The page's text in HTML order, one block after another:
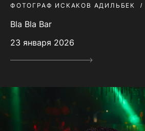
ФОТОГРАФ ИСКАКОВ АДИЛЬБЕК
Bla Bla Bar
23 января 2026